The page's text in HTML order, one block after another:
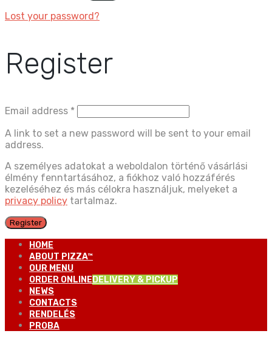
Lost your password?
Register
Email address *
A link to set a new password will be sent to your email
address.
A személyes adatokat a weboldalon történő vásárlási
élmény fenntartásához, a fiókhoz való hozzáférés
kezeléséhez és más célokra használjuk, melyeket a
privacy policy tartalmaz.
Register
HOME
ABOUT PIZZA™
OUR MENU
ORDER ONLINE DELIVERY & PICKUP
NEWS
CONTACTS
RENDELÉS
PROBA